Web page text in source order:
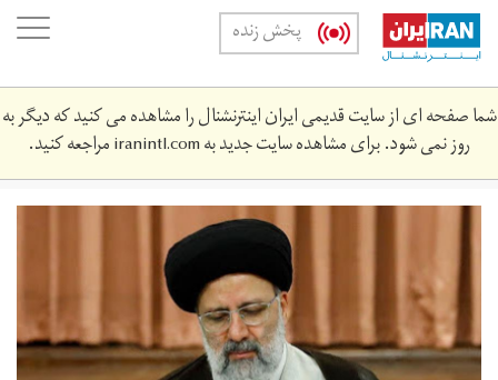
Skip
main
content
پخش زنده
شما صفحه ای از سایت قدیمی ایران اینترنشنال را مشاهده می کنید که دیگر به
روز نمی شود. برای مشاهده سایت جدید بهiranintl.comمراجعه کنید.
ryysy.jpeg